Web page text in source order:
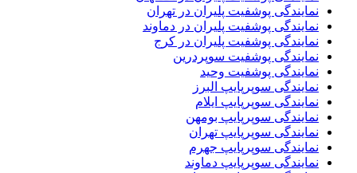
نمایندگی پوشفیت پلیران در تهران
نمایندگی پوشفیت پلیران در دماوند
نمایندگی پوشفیت پلیران در کرج
نمایندگی پوشفیت سوپردرین
نمایندگی پوشفیت وحید
نمایندگی سوپرپایپ البرز
نمایندگی سوپرپایپ ایلام
نمایندگی سوپرپایپ بومهن
نمایندگی سوپرپایپ تهران
نمایندگی سوپرپایپ جهرم
نمایندگی سوپرپایپ دماوند